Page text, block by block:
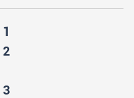
1
2
3